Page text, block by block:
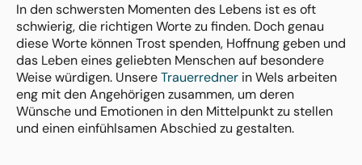
In den schwersten Momenten des Lebens ist es oft
schwierig, die richtigen Worte zu finden. Doch genau
diese Worte können Trost spenden, Hoffnung geben und
das Leben eines geliebten Menschen auf besondere
Weise würdigen. UnsereTrauerredner in Wels arbeiten
eng mit den Angehörigen zusammen, um deren
Wünsche und Emotionen in den Mittelpunkt zu stellen
und einen einfühlsamen Abschied zu gestalten.